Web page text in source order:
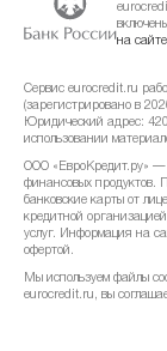
на
Сервис eurocredit.ru
(зарегистрировано в
Юридический адрес:
использовании
ООО «ЕвроКредит.ру» —
финансовых продуктов.
банковские карты от
кредитной
услуг. Информация на
офертой.
Мы используем файлы
eurocredit.ru, вы